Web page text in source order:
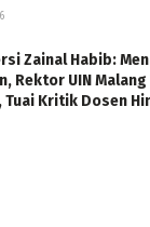
Zainal Habib:
Rektor UIN
Tuai Kritik Dosen